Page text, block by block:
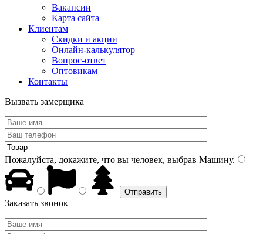
Вакансии
Карта сайта
Клиентам
Скидки и акции
Онлайн-калькулятор
Вопрос-ответ
Оптовикам
Контакты
Вызвать замерщика
Пожалуйста, докажите, что вы человек, выбрав Машину.
Заказать звонок